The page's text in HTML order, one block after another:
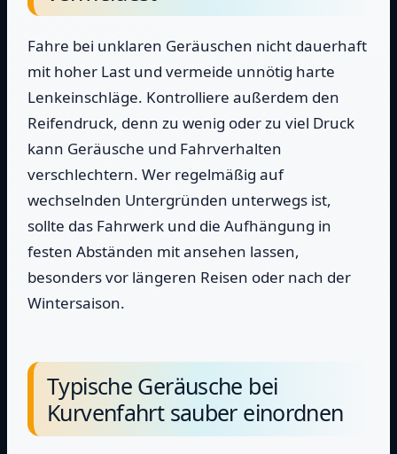
Fahre bei unklaren Geräuschen nicht dauerhaft
mit hoher Last und vermeide unnötig harte
Lenkeinschläge. Kontrolliere außerdem den
Reifendruck, denn zu wenig oder zu viel Druck
kann Geräusche und Fahrverhalten
verschlechtern. Wer regelmäßig auf
wechselnden Untergründen unterwegs ist,
sollte das Fahrwerk und die Aufhängung in
festen Abständen mit ansehen lassen,
besonders vor längeren Reisen oder nach der
Wintersaison.
Typische Geräusche bei
Kurvenfahrt sauber einordnen